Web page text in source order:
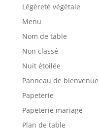
Légèreté végétale
Menu
Nom de table
Non classé
Nuit étoilée
Panneau de bienvenue
Papeterie
Papeterie mariage
Plan de table